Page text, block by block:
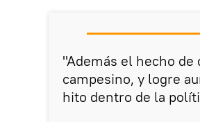
"Además el hecho
campesino, y logre
hito dentro de la